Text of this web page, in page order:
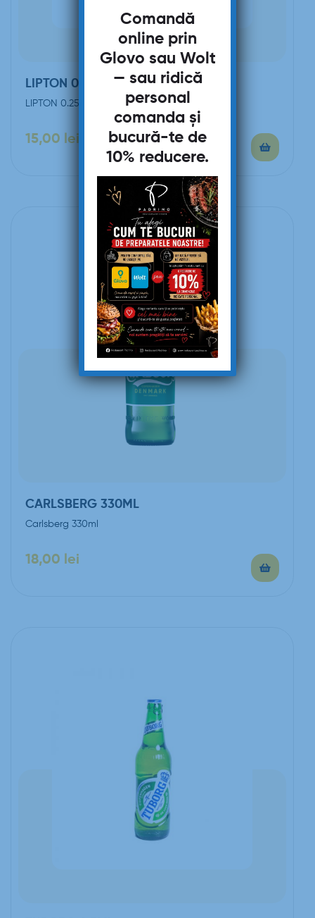
LIPTON 0.250ML
LIPTON 0.250ML
15,00 lei
CARLSBERG 330ML
Carlsberg 330ml
18,00 lei
Comandă
online prin
Glovo sau Wolt
— sau ridică
personal
comanda și
bucură-te de
10% reducere.